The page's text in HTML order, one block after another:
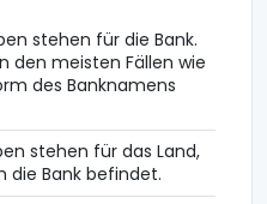
stehen für die Bank.
den meisten Fällen wie
des Banknamens
stehen für das Land,
die Bank befindet.